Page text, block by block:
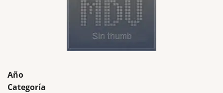
Año
Categoría